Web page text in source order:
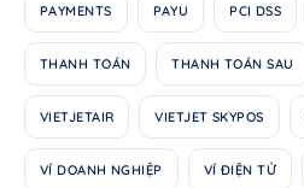
PAYMENTS PAYU PCI DSS
THANH TOÁN THANH TOÁN SAU
VIETJETAIR VIETJET SKYPOS
VÍ DOANH NGHIỆP VÍ ĐIỆN TỬ